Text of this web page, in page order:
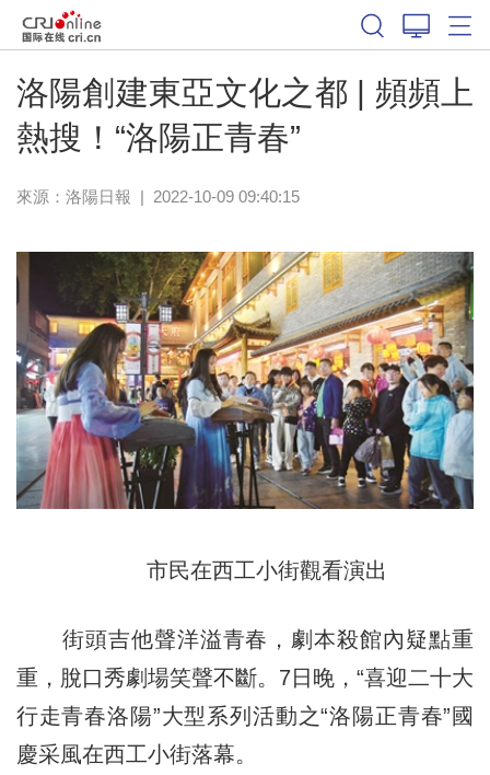
洛陽創建東亞文化之都 | 頻頻上
熱搜！“洛陽正青春”
來源： 洛陽日報 | 2022-10-09 09:40:15
市民在西工小街觀看演出
街頭吉他聲洋溢青春，劇本殺館內疑點重
重，脫口秀劇場笑聲不斷。7日晚，“喜迎二十大
行走青春洛陽”大型系列活動之“洛陽正青春”國
慶采風在西工小街落幕。